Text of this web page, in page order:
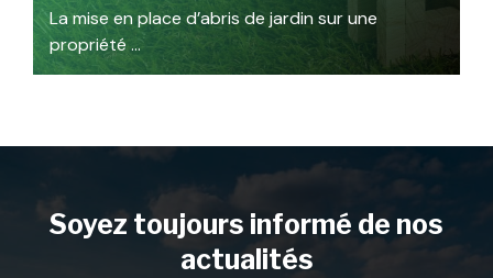
La mise en place d’abris de jardin sur une
propriété …
Soyez toujours informé de nos
actualités